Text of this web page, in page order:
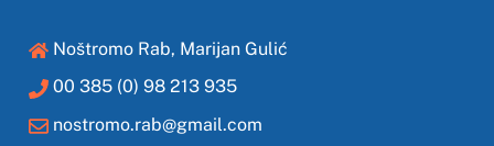
Noštromo Rab, Marijan Gulić
00 385 (0) 98 213 935
nostromo.rab@gmail.com